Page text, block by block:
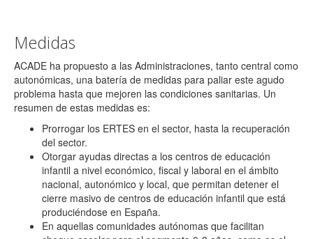
Medidas
ACADE ha propuesto a las Administraciones, tanto central como
autonómicas, una batería de medidas para paliar este agudo
problema hasta que mejoren las condiciones sanitarias. Un
resumen de estas medidas es:
Prorrogar los ERTES en el sector, hasta la recuperación
del sector.
Otorgar ayudas directas a los centros de educación
infantil a nivel económico, fiscal y laboral en el ámbito
nacional, autonómico y local, que permitan detener el
cierre masivo de centros de educación infantil que está
produciéndose en España.
En aquellas comunidades autónomas que facilitan